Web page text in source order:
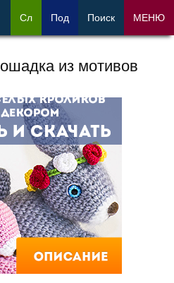
из мотивов
Сл Под Поиск МЕНЮ